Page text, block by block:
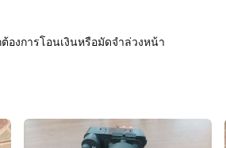
องการโอนเงินหรือมัดจำล่วงหน้า